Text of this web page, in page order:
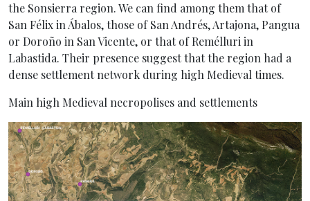
the Sonsierra region. We can find among them that of
San Félix in Ábalos, those of San Andrés, Artajona, Pangua
or Doroño in San Vicente, or that of Remélluri in
Labastida. Their presence suggest that the region had a
dense settlement network during high Medieval times.
Main high Medieval necropolises and settlements